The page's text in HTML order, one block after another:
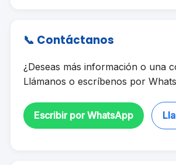
📞 Contáctanos
¿Deseas más información o una
Llámanos o escríbenos por
Escribir por WhatsApp